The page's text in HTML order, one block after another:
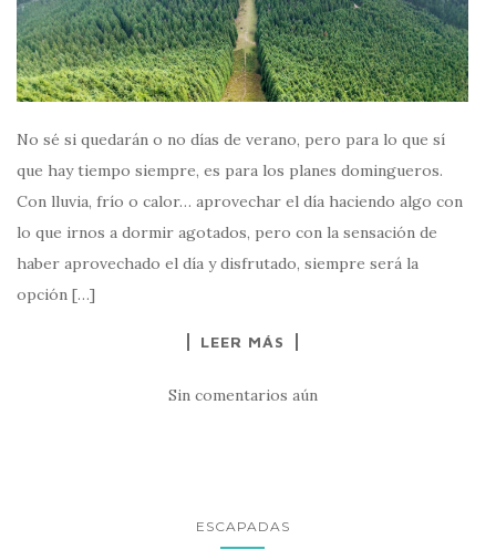
No sé si quedarán o no días de verano, pero para lo que sí
que hay tiempo siempre, es para los planes domingueros.
Con lluvia, frío o calor… aprovechar el día haciendo algo con
lo que irnos a dormir agotados, pero con la sensación de
haber aprovechado el día y disfrutado, siempre será la
opción […]
LEER MÁS
Sin comentarios aún
ESCAPADAS